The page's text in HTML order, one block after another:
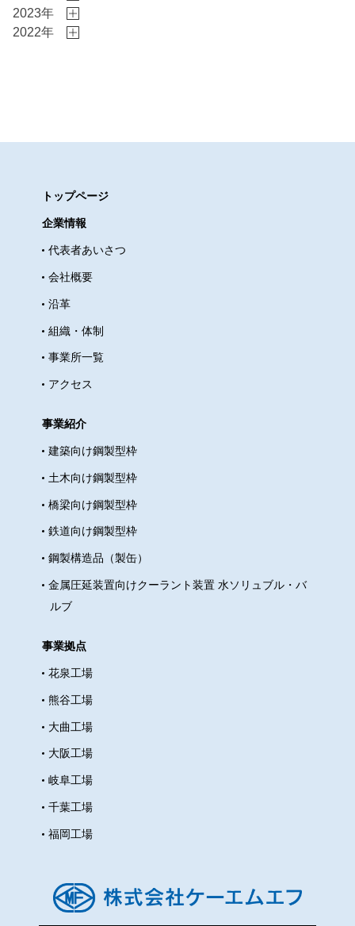
2023年
2022年
トップページ
企業情報
代表者あいさつ
会社概要
沿革
組織・体制
事業所一覧
アクセス
事業紹介
建築向け鋼製型枠
土木向け鋼製型枠
橋梁向け鋼製型枠
鉄道向け鋼製型枠
鋼製構造品（製缶）
金属圧延装置向けクーラント装置 水ソリュブル・バ
ルブ
事業拠点
花泉工場
熊谷工場
大曲工場
大阪工場
岐阜工場
千葉工場
福岡工場